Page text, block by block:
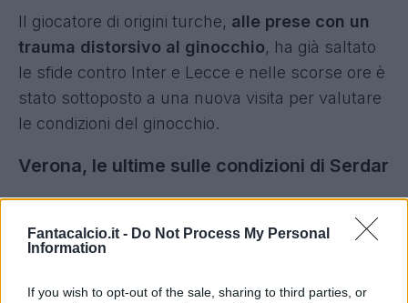
Fantacalcio.it - Do Not Process My Personal
Information
If you wish to opt-out of the sale, sharing to third parties, or
Il giocatore di origini turche, alle prese con un
trauma distorsivo al ginocchio, ha già saltato
le sfide contro Inter e Lecce e nelle scorse ore è
stato sottoposto a una nuova visita per valutare
le condizioni del ginocchio.
Verona, le ultime sulle condizioni di Serdar
disposizione per la sfida col Parmain
programma alla ripresa del campionato con i
tempi di recupero ancora non del tutto chiari.